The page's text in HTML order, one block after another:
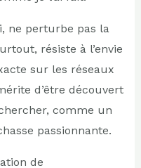
ne perturbe pas la
résiste à l’envie
sur les réseaux
d’être découvert
comme un
passionnante.
de